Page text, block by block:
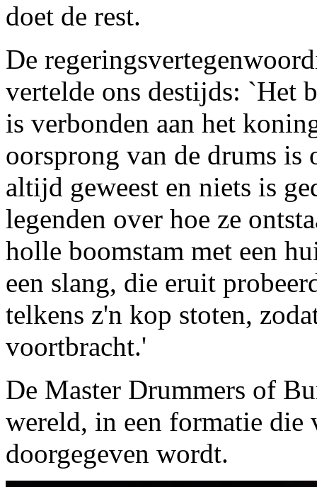
doet de rest.
De
vertelde ons destijds: `Het
is verbonden aan het
oorsprong van de drums
altijd geweest en niets is
legenden over hoe ze
holle boomstam met een
een slang, die eruit
telkens z'n kop stoten,
voortbracht.'
De Master Drummers of
wereld, in een formatie die
doorgegeven wordt.